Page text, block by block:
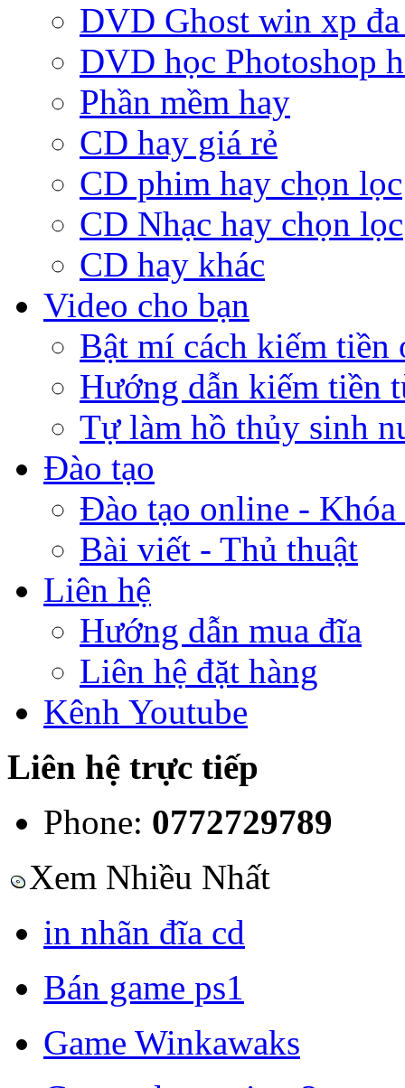
DVD Ghost win xp
DVD học Photoshop
Phần mềm hay
CD hay giá rẻ
CD phim hay chọn lọc
CD Nhạc hay chọn lọc
CD hay khác
Video cho bạn
Bật mí cách kiếm tiền
Hướng dẫn kiếm tiền
Tự làm hồ thủy sinh
Đào tạo
Đào tạo online -
Bài viết - Thủ thuật
Liên hệ
Hướng dẫn mua đĩa
Liên hệ đặt hàng
Kênh Youtube
Liên hệ trực tiếp
Phone: 0772729789
Xem Nhiều Nhất
in nhãn đĩa cd
Bán game ps1
Game Winkawaks